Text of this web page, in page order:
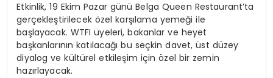
Etkinlik, 19 Ekim Pazar günü Belga Queen Restaurant’ta
gerçekleştirilecek özel karşılama yemeği ile
başlayacak. WTFI üyeleri, bakanlar ve heyet
başkanlarının katılacağı bu seçkin davet, üst düzey
diyalog ve kültürel etkileşim için özel bir zemin
hazırlayacak.